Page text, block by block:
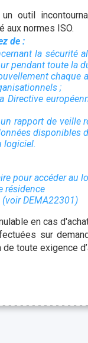
outil
aux normes ISO.
de :
la sécurité
pendant toute la
chaque
;
Directive
rapport de veille
disponibles
logiciel.
pour accéder au
résidence
DEMA22301)
en cas
sur
toute exigence